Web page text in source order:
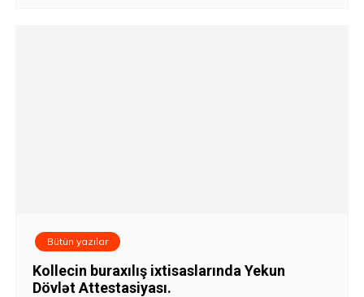
Bütün yazılar
Kollecin buraxılış ixtisaslarında Yekun
Dövlət Attestasiyası.